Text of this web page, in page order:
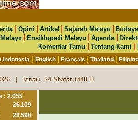
Opini Artikel |Sejarah Melayu |
|Ensiklopedi Melayu |Agenda |
Komentar Tamu
|Tentang Kami |
Indonesia |English Français |Thailand |
| Isnain, 24 Shafar 1448 H
: 2.055
26.109
28.590